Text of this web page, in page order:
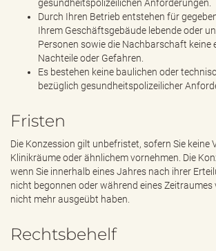
gesundheitspolizeilichen Anforderungen.
Durch Ihren Betrieb entstehen für
Ihrem Geschäftsgebäude lebende oder
Personen sowie die Nachbarschaft keine
Nachteile oder Gefahren.
Es bestehen keine baulichen oder
bezüglich gesundheitspolizeilicher
Fristen
Die Konzession gilt unbefristet, sofern Sie keine
Klinikräume oder ähnlichem vornehmen. Die
wenn Sie innerhalb eines Jahres nach ihrer
nicht begonnen oder während eines Zeitraumes
nicht mehr ausgeübt haben.
Rechtsbehelf